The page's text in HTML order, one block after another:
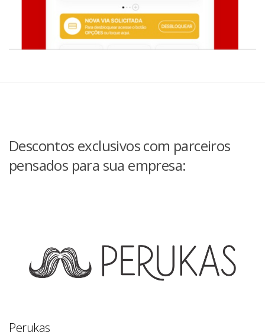
Descontos exclusivos com parceiros
pensados para sua empresa:
Perukas